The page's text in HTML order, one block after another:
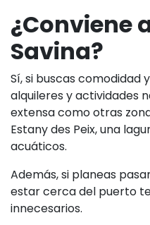
¿Conviene
Savina?
Sí, si buscas
alquileres y actividades
extensa como otras
Estany des Peix, una
acuáticos.
Además, si planeas
estar cerca del puerto
innecesarios.